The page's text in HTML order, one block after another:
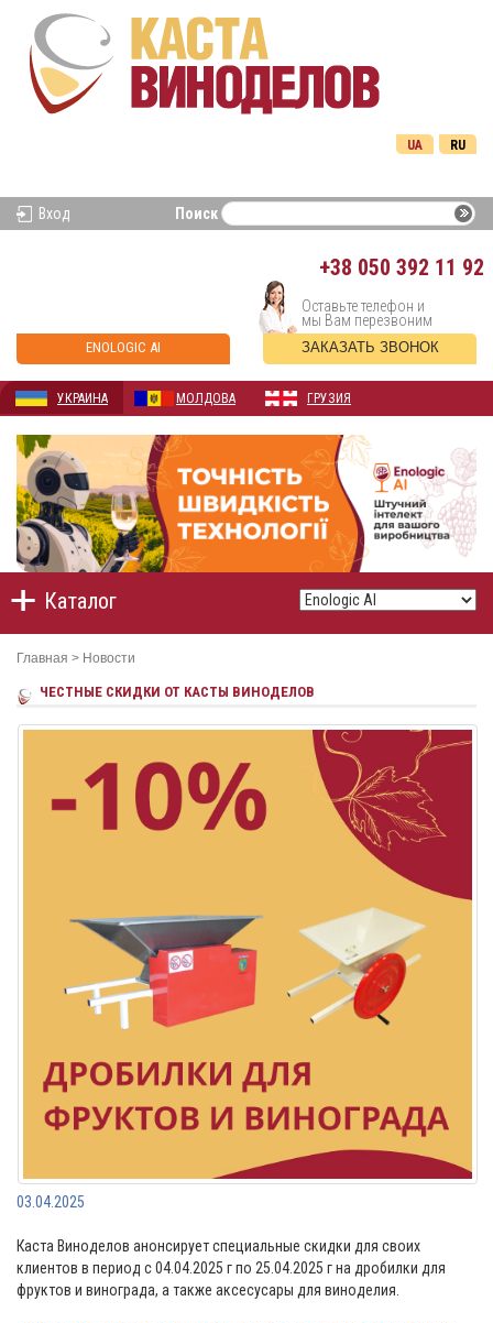
RU
UA
Вход Поиск
+38 050 392 11 92
ENOLOGIC AI
Оставьте телефон и
мы Вам перезвоним
ЗАКАЗАТЬ ЗВОНОК
УКРАИНА МОЛДОВА ГРУЗИЯ
Каталог
Главная > Новости
ЧЕСТНЫЕ СКИДКИ ОТ КАСТЫ ВИНОДЕЛОВ
03.04.2025
Каста Виноделов анонсирует специальные скидки для своих
клиентов в период с 04.04.2025 г по 25.04.2025 г на дробилки для
фруктов и винограда, а также аксесусары для виноделия.